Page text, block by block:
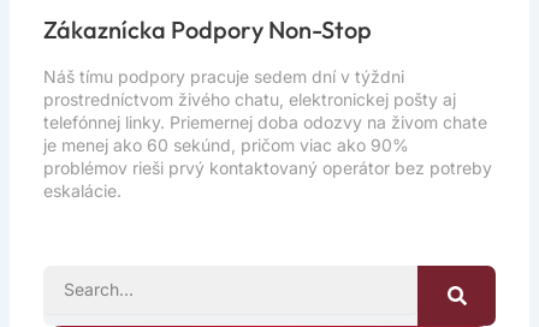
Zákaznícka Podpory Non-Stop
Náš tímu podpory pracuje sedem dní v týždni
prostredníctvom živého chatu, elektronickej pošty aj
telefónnej linky. Priemernej doba odozvy na živom chate
je menej ako 60 sekúnd, pričom viac ako 90%
problémov rieši prvý kontaktovaný operátor bez potreby
eskalácie.